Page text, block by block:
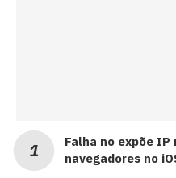
Falha no expõe
navegadores no